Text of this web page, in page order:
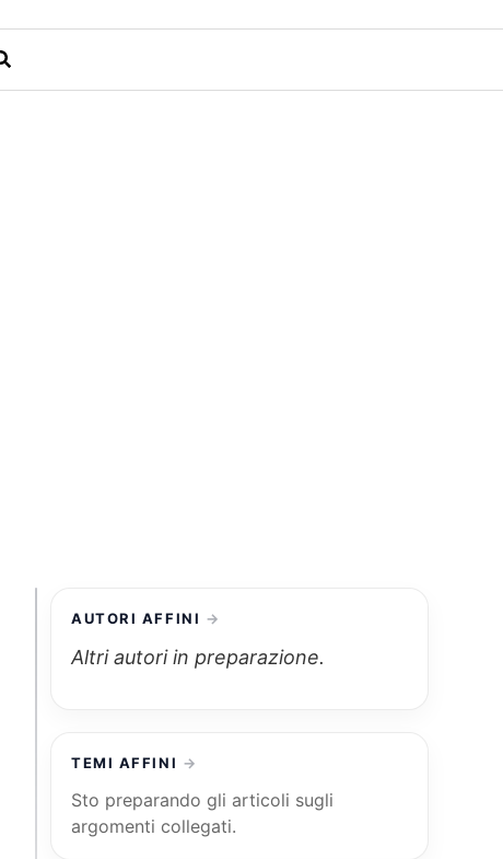
AUTORI AFFINI
Altri autori in preparazione.
TEMI AFFINI
Sto preparando gli articoli sugli
argomenti collegati.